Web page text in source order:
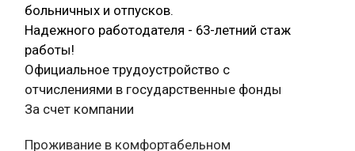
больничных и отпусков.
Надежного работодателя - 63-летний стаж
работы!
Официальное трудоустройство с
отчислениями в государственные фонды
За счет компании
Проживание в комфортабельном